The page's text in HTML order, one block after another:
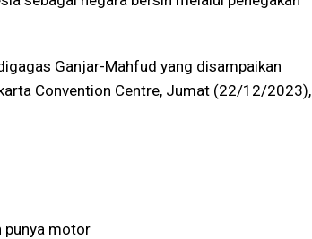
Ganjar-Mahfud yang disampaikan
Convention Centre, Jumat (22/12/2023),
punya motor